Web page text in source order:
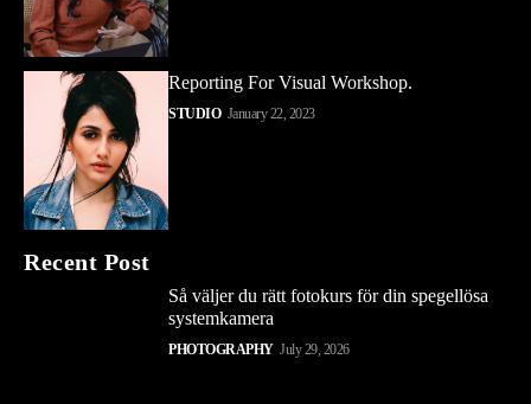
Reporting For Visual Workshop.
STUDIO January 22, 2023
Recent Post
Så väljer du rätt fotokurs för din spegellösa
systemkamera
PHOTOGRAPHY July 29, 2026